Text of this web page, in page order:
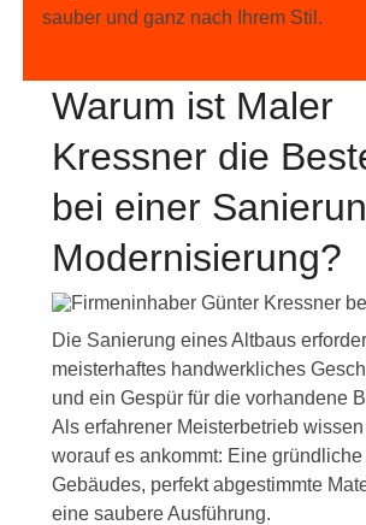
sauber und ganz nach Ihrem Stil.
Warum ist Maler
Kressner die
bei einer
Modernisierung?
Die Sanierung eines Altbaus
meisterhaftes handwerkliches
und ein Gespür für die vorhandene
Als erfahrener Meisterbetrieb
worauf es ankommt: Eine
Gebäudes, perfekt abgestimmte
eine saubere Ausführung.